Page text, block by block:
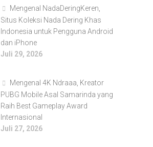
Mengenal NadaDeringKeren,
Situs Koleksi Nada Dering Khas
Indonesia untuk Pengguna Android
dan iPhone
Juli 29, 2026
Mengenal 4K Ndraaa, Kreator
PUBG Mobile Asal Samarinda yang
Raih Best Gameplay Award
Internasional
Juli 27, 2026